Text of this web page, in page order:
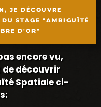
JE DÉCOUVRE
DU STAGE "AMBIGUÏTÉ
D'OR"
encore vu,
découvrir
Spatiale ci-